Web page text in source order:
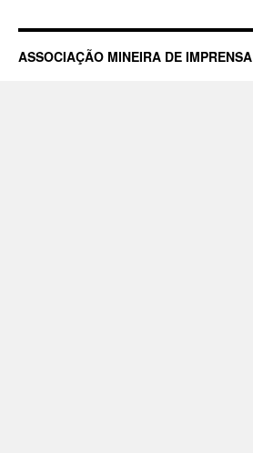
ASSOCIAÇÃO MINEIRA DE IMPRENSA